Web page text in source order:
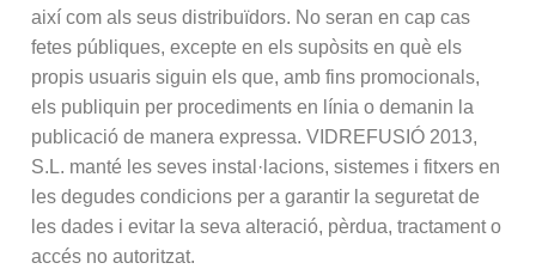
així com als seus distribuïdors. No seran en cap cas
fetes públiques, excepte en els supòsits en què els
propis usuaris siguin els que, amb fins promocionals,
els publiquin per procediments en línia o demanin la
publicació de manera expressa. VIDREFUSIÓ 2013,
S.L. manté les seves instal·lacions, sistemes i fitxers en
les degudes condicions per a garantir la seguretat de
les dades i evitar la seva alteració, pèrdua, tractament o
accés no autoritzat.